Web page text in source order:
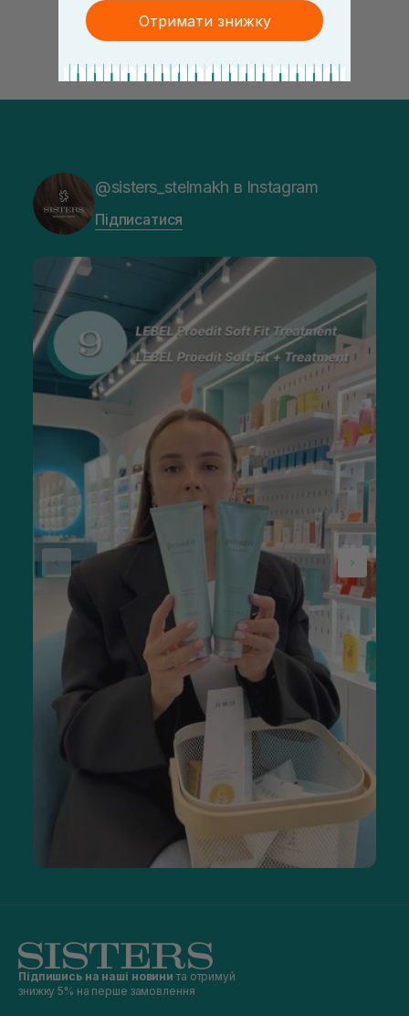
@sisters_stelmakh в Instagram
Підписатися
Підпишись на наші новини та отримуй
знижку 5% на перше замовлення
Отримати знижку